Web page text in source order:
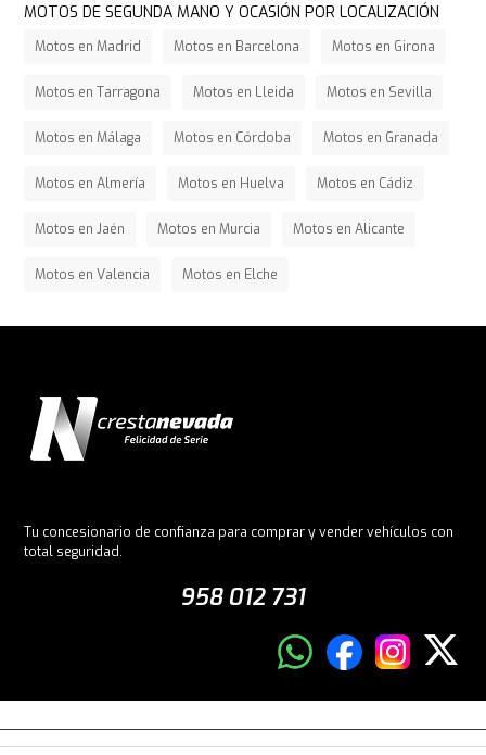
MOTOS DE SEGUNDA MANO Y OCASIÓN POR LOCALIZACIÓN
Motos en Madrid Motos en Barcelona Motos en Girona
Motos en Tarragona Motos en Lleida Motos en Sevilla
Motos en Málaga Motos en Córdoba Motos en Granada
Motos en Almería Motos en Huelva Motos en Cádiz
Motos en Jaén Motos en Murcia Motos en Alicante
Motos en Valencia Motos en Elche
Tu concesionario de confianza para comprar y vender vehículos con
total seguridad.
958 012 731